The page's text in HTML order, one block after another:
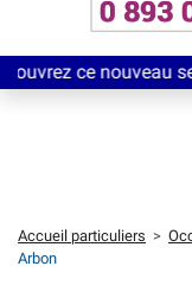
service de
Accueil particuliers >
Arbon